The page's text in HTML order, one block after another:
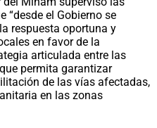
“desde el Gobierno se
respuesta oportuna y
en favor de la
articulada entre las
permita garantizar
de las vías afectadas,
en las zonas